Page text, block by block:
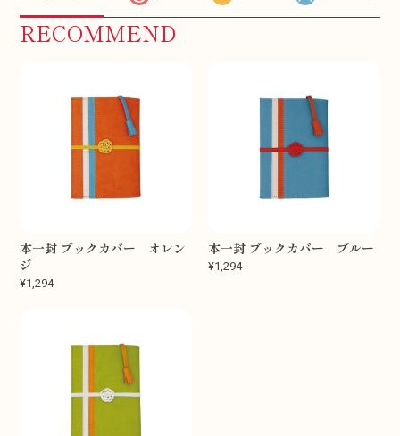
RECOMMEND
本一封 ブックカバー オレン
ジ
¥1,294
本一封 ブックカバー ブルー
¥1,294